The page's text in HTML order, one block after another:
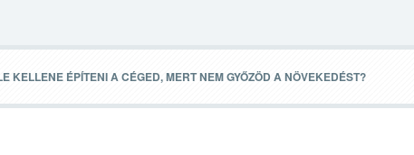
KELLENE ÉPÍTENI A CÉGED, MERT NEM GYŐZÖD A NÖVEKEDÉST?